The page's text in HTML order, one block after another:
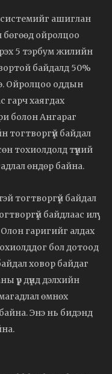
ашиглан
бөгөөд ойролцоо
5 тэрбум жилийн
байдалд 50%
Ойролцоо оддын
гарч хаягдах
болон Ангараг
тогтворгүй байдал
тохиолдолд түүний
өндөр байна.
тогтворгүй байдал
байдлаас илүү
гаригийг алдах
бол дотоод
байдал ховор байдаг
үр дүнд дэлхийн
өмнөх
Энэ нь бидэнд